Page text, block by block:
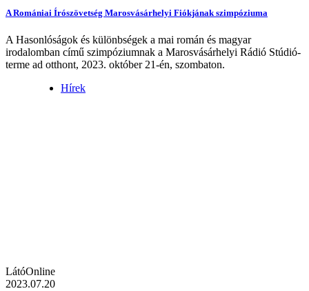
A Romániai Írószövetség Marosvásárhelyi Fiókjának szimpóziuma
A Hasonlóságok és különbségek a mai román és magyar
irodalomban című szimpóziumnak a Marosvásárhelyi Rádió Stúdió-
terme ad otthont, 2023. október 21-én, szombaton.
Hírek
LátóOnline
2023.07.20